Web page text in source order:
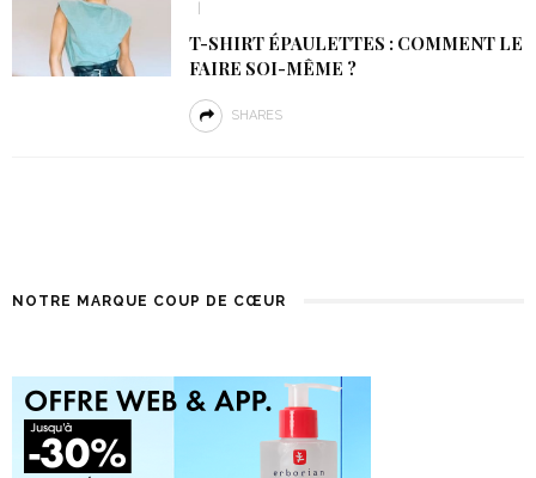
T-SHIRT ÉPAULETTES : COMMENT LE
FAIRE SOI-MÊME ?
SHARES
NOTRE MARQUE COUP DE CŒUR